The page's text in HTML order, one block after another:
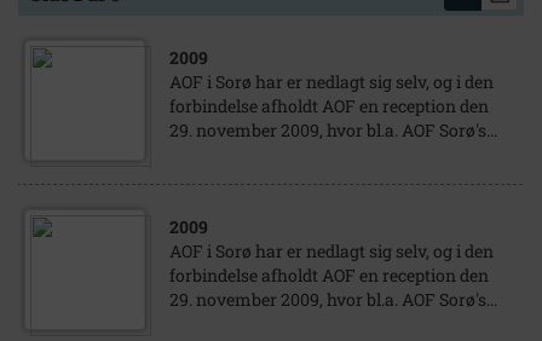
2009
AOF i Sorø har er nedlagt sig selv, og i den
forbindelse afholdt AOF en reception den
29. november 2009, hvor bl.a. AOF Sorø's...
2009
AOF i Sorø har er nedlagt sig selv, og i den
forbindelse afholdt AOF en reception den
29. november 2009, hvor bl.a. AOF Sorø's...